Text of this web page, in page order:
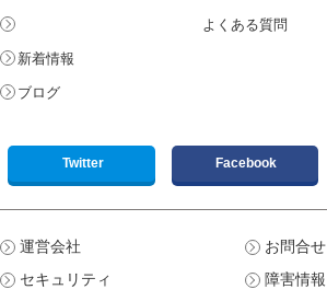
よくある質問
新着情報
ブログ
Twitter Facebook
運営会社
セキュリティ
お問合せ
障害情報